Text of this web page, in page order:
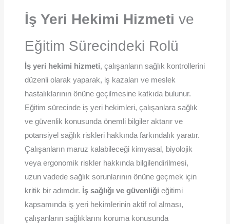
İş Yeri Hekimi Hizmeti ve
Eğitim Sürecindeki Rolü
İş yeri hekimi hizmeti, çalışanların sağlık kontrollerini
düzenli olarak yaparak, iş kazaları ve meslek
hastalıklarının önüne geçilmesine katkıda bulunur.
Eğitim sürecinde iş yeri hekimleri, çalışanlara sağlık
ve güvenlik konusunda önemli bilgiler aktarır ve
potansiyel sağlık riskleri hakkında farkındalık yaratır.
Çalışanların maruz kalabileceği kimyasal, biyolojik
veya ergonomik riskler hakkında bilgilendirilmesi,
uzun vadede sağlık sorunlarının önüne geçmek için
kritik bir adımdır. İş sağlığı ve güvenliği eğitimi
kapsamında iş yeri hekimlerinin aktif rol alması,
çalışanların sağlıklarını koruma konusunda